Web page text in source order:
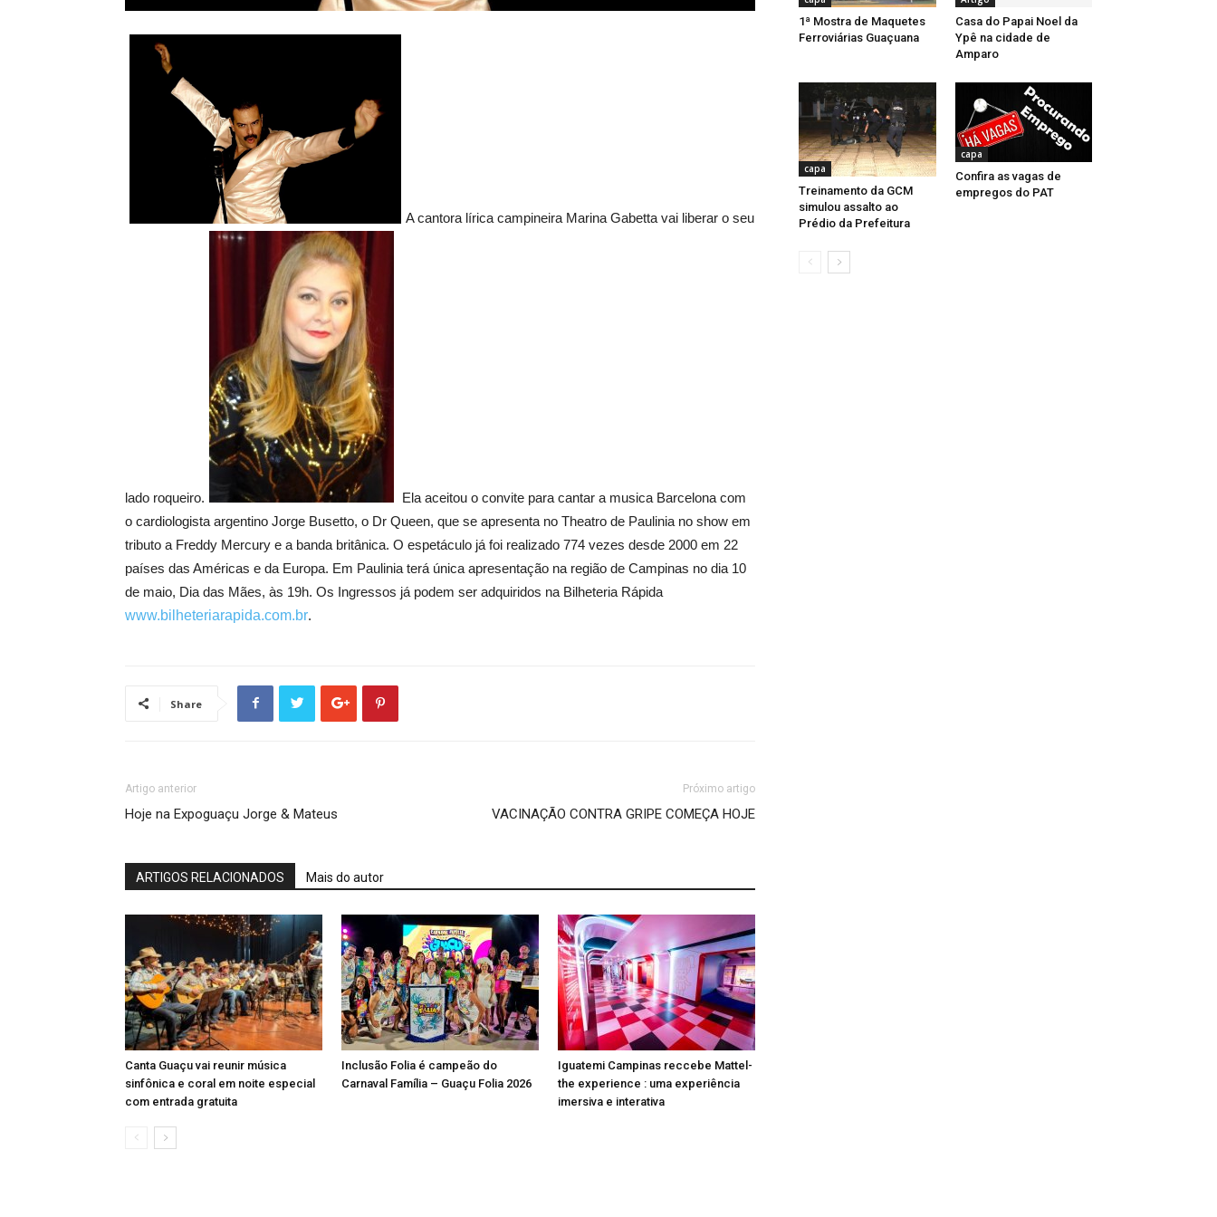
A cantora lírica campineira Marina Gabetta vai liberar o seu
lado roqueiro.
Ela aceitou o convite para cantar a musica Barcelona com
o cardiologista argentino Jorge Busetto, o Dr Queen, que se apresenta no Theatro de Paulinia no show em
tributo a Freddy Mercury e a banda britânica. O espetáculo já foi realizado 774 vezes desde 2000 em 22
países das Américas e da Europa. Em Paulinia terá única apresentação na região de Campinas no dia 10
de maio, Dia das Mães, às 19h. Os Ingressos já podem ser adquiridos na Bilheteria Rápida
www.bilheteriarapida.com.br.
Share
Artigo anterior
Hoje na Expoguaçu Jorge & Mateus
Próximo artigo
VACINAÇÃO CONTRA GRIPE COMEÇA HOJE
ARTIGOS RELACIONADOS Mais do autor
Canta Guaçu vai reunir música
sinfônica e coral em noite especial
com entrada gratuita
Inclusão Folia é campeão do
Carnaval Família – Guaçu Folia 2026
Iguatemi Campinas reccebe Mattel-
the experience : uma experiência
imersiva e interativa
1ª Mostra de Maquetes
Ferroviárias Guaçuana
Casa do Papai Noel da
Ypê na cidade de
Amparo
capa
Treinamento da GCM
simulou assalto ao
Prédio da Prefeitura
capa
Confira as vagas de
empregos do PAT